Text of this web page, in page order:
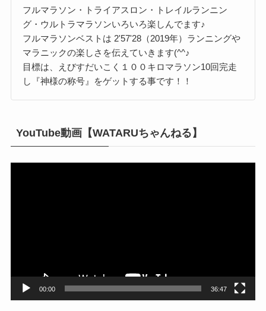
フルマラソン・トライアスロン・トレイルランニン
グ・ウルトラマラソンいろいろ楽しんでます♪
フルマラソンベストは 2'57'28（2019年）ランニングや
マラニックの楽しさを伝えていきます(^^♪
目標は、えびすだいこく１００キロマラソン10回完走
し『神様の称号』をゲットする事です！！
YouTube動画【WATARUちゃんねる】
00:00 36:47